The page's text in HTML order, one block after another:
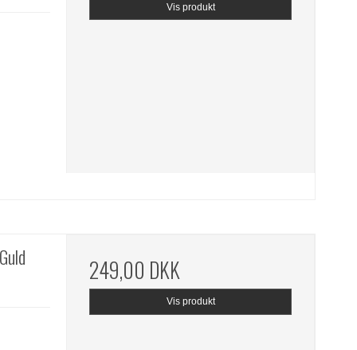
Vis produkt
249,00 DKK
Vis produkt